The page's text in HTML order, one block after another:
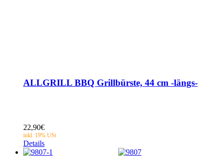
ALLGRILL BBQ Grillbürste, 44 cm -längs-
22,90€
Details